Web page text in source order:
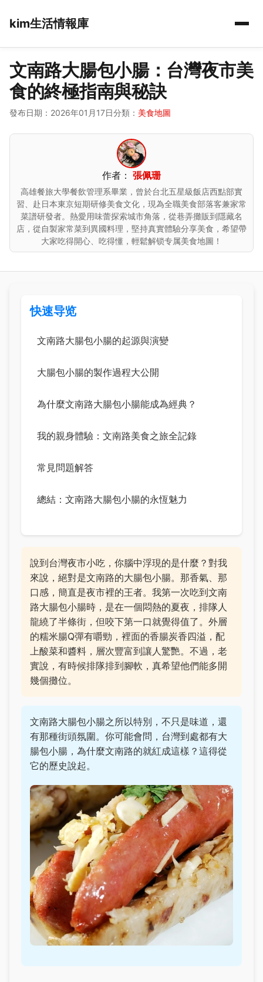
kim生活情報庫
文南路大腸包小腸：台灣夜市美
食的終極指南與秘訣
發布日期：2026年01月17日分類： 美食地圖
作者： 張佩珊
高雄餐旅大學餐飲管理系畢業，曾於台北五星級飯店西點部實
習、赴日本東京短期研修美食文化，現為全職美食部落客兼家常
菜譜研發者。熱愛用味蕾探索城市角落，從巷弄攤販到隱藏名
店，從自製家常菜到異國料理，堅持真實體驗分享美食，希望帶
大家吃得開心、吃得懂，輕鬆解锁专属美食地圖！
快速导览
文南路大腸包小腸的起源與演變
大腸包小腸的製作過程大公開
為什麼文南路大腸包小腸能成為經典？
我的親身體驗：文南路美食之旅全記錄
常見問題解答
總結：文南路大腸包小腸的永恆魅力
說到台灣夜市小吃，你腦中浮現的是什麼？對我
來說，絕對是文南路的大腸包小腸。那香氣、那
口感，簡直是夜市裡的王者。我第一次吃到文南
路大腸包小腸時，是在一個悶熱的夏夜，排隊人
龍繞了半條街，但咬下第一口就覺得值了。外層
的糯米腸Q彈有嚼勁，裡面的香腸炭香四溢，配
上酸菜和醬料，層次豐富到讓人驚艷。不過，老
實說，有時候排隊排到腳軟，真希望他們能多開
幾個攤位。
文南路大腸包小腸之所以特別，不只是味道，還
有那種街頭氛圍。你可能會問，台灣到處都有大
腸包小腸，為什麼文南路的就紅成這樣？這得從
它的歷史說起。